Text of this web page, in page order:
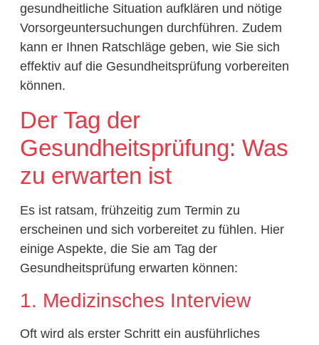
gesundheitliche Situation aufklären und nötige
Vorsorgeuntersuchungen durchführen. Zudem
kann er Ihnen Ratschläge geben, wie Sie sich
effektiv auf die Gesundheitsprüfung vorbereiten
können.
Der Tag der
Gesundheitsprüfung: Was
zu erwarten ist
Es ist ratsam, frühzeitig zum Termin zu
erscheinen und sich vorbereitet zu fühlen. Hier
einige Aspekte, die Sie am Tag der
Gesundheitsprüfung erwarten können:
1. Medizinsches Interview
Oft wird als erster Schritt ein ausführliches